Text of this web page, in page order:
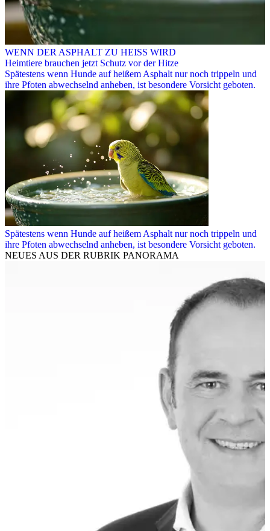
WENN DER ASPHALT ZU HEISS WIRD
Heimtiere brauchen jetzt Schutz vor der Hitze
Spätestens wenn Hunde auf heißem Asphalt nur noch trippeln und
ihre Pfoten abwechselnd anheben, ist besondere Vorsicht geboten.
Spätestens wenn Hunde auf heißem Asphalt nur noch trippeln und
ihre Pfoten abwechselnd anheben, ist besondere Vorsicht geboten.
NEUES AUS DER RUBRIK PANORAMA